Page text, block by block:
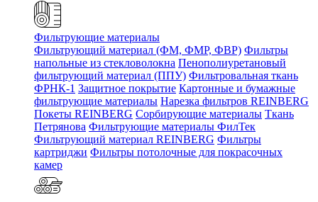
Фильтрующие материалы
Фильтрующий материал (ФМ, ФМР, ФВР) Фильтры
напольные из стекловолокна Пенополиуретановый
фильтрующий материал (ППУ) Фильтровальная ткань
ФРНК-1 Защитное покрытие Картонные и бумажные
фильтрующие материалы Нарезка фильтров REINBERG
Покеты REINBERG Сорбирующие материалы Ткань
Петрянова Фильтрующие материалы ФилТек
Фильтрующий материал REINBERG Фильтры
картриджи Фильтры потолочные для покрасочных
камер